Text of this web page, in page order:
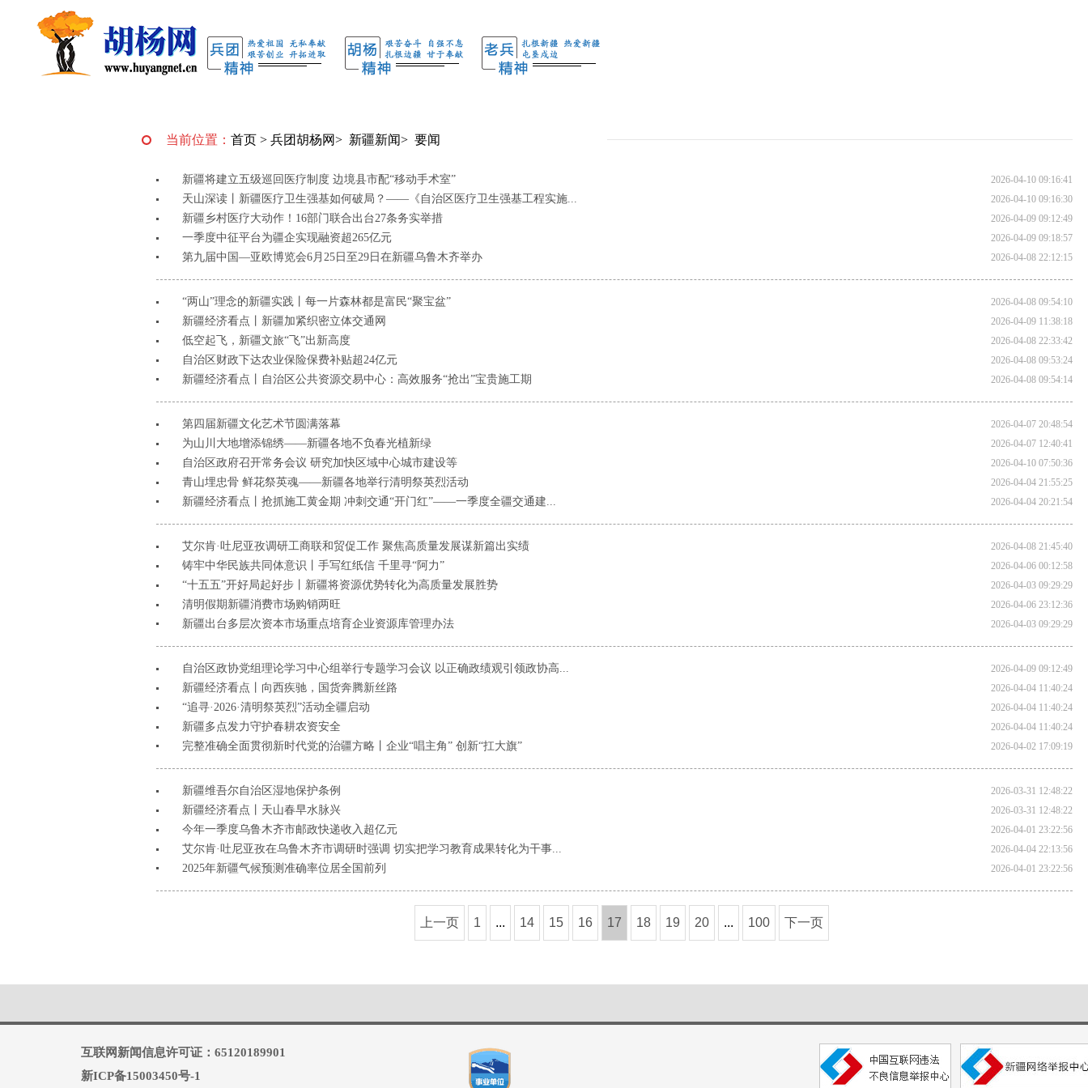
当前位置： 首页 > 兵团胡杨网> 新疆新闻> 要闻
新疆将建立五级巡回医疗制度 边境县市配“移动手术室” 2026-04-10 09:16:41
天山深读丨新疆医疗卫生强基如何破局？——《自治区医疗卫生强基工程实施... 2026-04-10 09:16:30
新疆乡村医疗大动作！16部门联合出台27条务实举措 2026-04-09 09:12:49
一季度中征平台为疆企实现融资超265亿元 2026-04-09 09:18:57
第九届中国—亚欧博览会6月25日至29日在新疆乌鲁木齐举办 2026-04-08 22:12:15
“两山”理念的新疆实践丨每一片森林都是富民“聚宝盆” 2026-04-08 09:54:10
新疆经济看点丨新疆加紧织密立体交通网 2026-04-09 11:38:18
低空起飞，新疆文旅“飞”出新高度 2026-04-08 22:33:42
自治区财政下达农业保险保费补贴超24亿元 2026-04-08 09:53:24
新疆经济看点丨自治区公共资源交易中心：高效服务“抢出”宝贵施工期 2026-04-08 09:54:14
第四届新疆文化艺术节圆满落幕 2026-04-07 20:48:54
为山川大地增添锦绣——新疆各地不负春光植新绿 2026-04-07 12:40:41
自治区政府召开常务会议 研究加快区域中心城市建设等 2026-04-10 07:50:36
青山埋忠骨 鲜花祭英魂——新疆各地举行清明祭英烈活动 2026-04-04 21:55:25
新疆经济看点丨抢抓施工黄金期 冲刺交通“开门红”——一季度全疆交通建... 2026-04-04 20:21:54
艾尔肯·吐尼亚孜调研工商联和贸促工作 聚焦高质量发展谋新篇出实绩 2026-04-08 21:45:40
铸牢中华民族共同体意识丨手写红纸信 千里寻“阿力” 2026-04-06 00:12:58
“十五五”开好局起好步丨新疆将资源优势转化为高质量发展胜势 2026-04-03 09:29:29
清明假期新疆消费市场购销两旺 2026-04-06 23:12:36
新疆出台多层次资本市场重点培育企业资源库管理办法 2026-04-03 09:29:29
自治区政协党组理论学习中心组举行专题学习会议 以正确政绩观引领政协高... 2026-04-09 09:12:49
新疆经济看点丨向西疾驰，国货奔腾新丝路 2026-04-04 11:40:24
“追寻·2026·清明祭英烈”活动全疆启动 2026-04-04 11:40:24
新疆多点发力守护春耕农资安全 2026-04-04 11:40:24
完整准确全面贯彻新时代党的治疆方略丨企业“唱主角” 创新“扛大旗” 2026-04-02 17:09:19
新疆维吾尔自治区湿地保护条例 2026-03-31 12:48:22
新疆经济看点丨天山春早水脉兴 2026-03-31 12:48:22
今年一季度乌鲁木齐市邮政快递收入超亿元 2026-04-01 23:22:56
艾尔肯·吐尼亚孜在乌鲁木齐市调研时强调 切实把学习教育成果转化为干事... 2026-04-04 22:13:56
2025年新疆气候预测准确率位居全国前列 2026-04-01 23:22:56
上一页 1 ... 14 15 16 17 18 19 20 ... 100 下一页
互联网新闻信息许可证：65120189901
新ICP备15003450号-1